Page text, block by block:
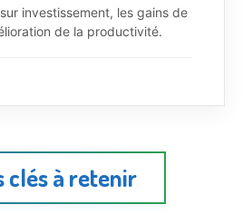
investissement, les gains de
de la productivité.
clés à retenir